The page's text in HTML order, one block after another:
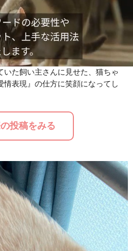
いた飼い主さんに見せた、猫ちゃ
情表現』の仕方に笑顔になってし
投稿をみる